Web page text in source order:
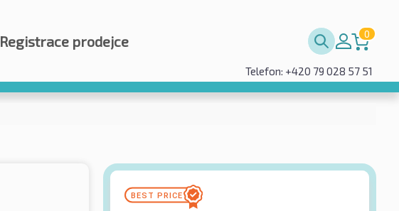
Registrace prodejce 0
Telefon: +420 79 028 57 51